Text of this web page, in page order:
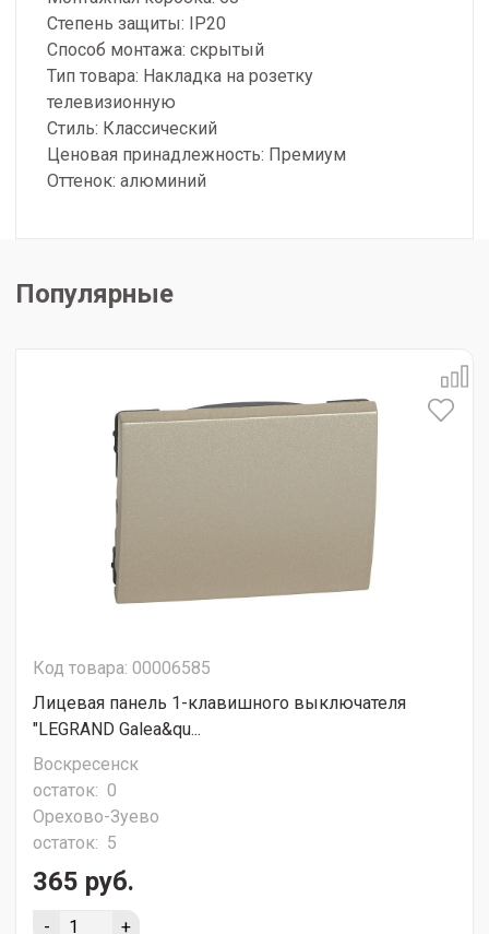
Степень защиты: IP20
Способ монтажа: скрытый
Тип товара: Накладка на розетку
телевизионную
Стиль: Классический
Ценовая принадлежность: Премиум
Оттенок: алюминий
Популярные
Код товара: 00006585
Лицевая панель 1-клавишного выключателя
"LEGRAND Galea&qu...
Воскресенск
остаток: 0
Орехово-Зуево
остаток: 5
365 руб.
- +